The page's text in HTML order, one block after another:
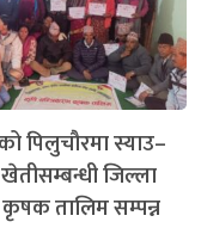
पिलुचौरमा स्याउ–
जिल्ला
तालिम सम्पन्न